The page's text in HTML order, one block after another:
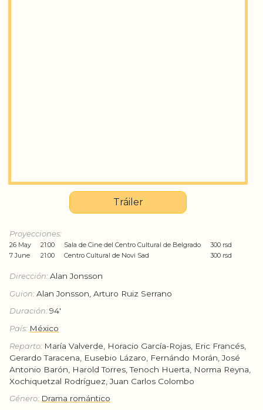
Tráiler
Proyecciones:
26 May 21:00 Sala de Cine del Centro Cultural de Belgrado
300 rsd
7 June
21:00 Centro Cultural de Novi Sad 300 rsd
Dirección:Alan Jonsson
Guion:Alan Jonsson, Arturo Ruiz Serrano
Duración:94'
País: México
Reparto: María Valverde, Horacio García-Rojas, Eric Francés,
Gerardo Taracena, Eusebio Lázaro, Fernándo Morán, José
Antonio Barón, Harold Torres, Tenoch Huerta, Norma Reyna,
Xochiquetzal Rodríguez, Juan Carlos Colombo
Género: Drama romántico